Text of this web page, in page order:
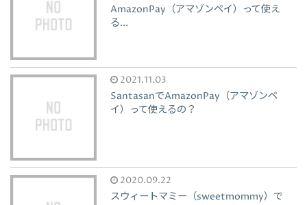
AmazonPay（アマゾンペイ）って使え
る...
2021.11.03
SantasanでAmazonPay（アマゾンペ
イ）って使えるの？
2020.09.22
スウィートマミー（sweetmommy）で